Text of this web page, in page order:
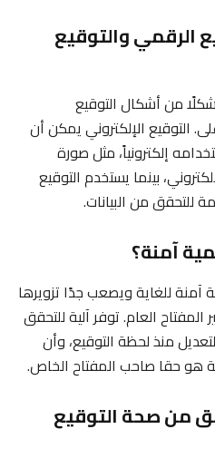
الرقمي والتوقيع
من أشكال التوقيع
التوقيع الإلكتروني يمكن أن
إلكترونياً، مثل صورة
بينما يستخدم التوقيع
للتحقق من البيانات.
آمنة للغاية ويصعب جدًا تزويرها
العام. توفر آلية للتحقق
منذ لحظة التوقيع، وأن
هو حقا صاحب المفتاح الخاص.
من صحة التوقيع